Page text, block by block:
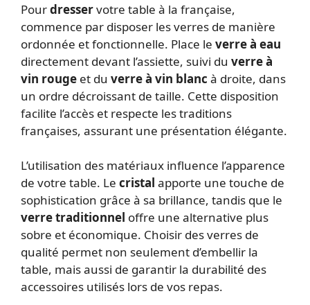
Pourdresservotre table à la française,
commence par disposer les verres de manière
ordonnée et fonctionnelle. Place le verre à eau
directement devant l’assiette, suivi du verre à
vin rouge et du verre à vin blanc à droite, dans
un ordre décroissant de taille. Cette disposition
facilite l’accès et respecte les traditions
françaises, assurant une présentation élégante.
L’utilisation des matériaux influence l’apparence
de votre table. Le cristal apporte une touche de
sophistication grâce à sa brillance, tandis que le
verre traditionnel offre une alternative plus
sobre et économique. Choisir des verres de
qualité permet non seulement d’embellir la
table, mais aussi de garantir la durabilité des
accessoires utilisés lors de vos repas.